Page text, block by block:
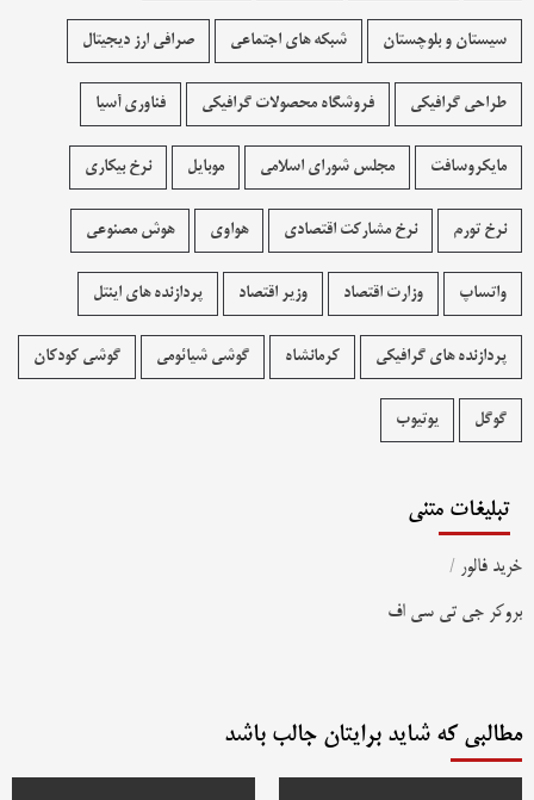
سیستان و بلوچستان شبکه های اجتماعی صرافی ارز دیجیتال
طراحی گرافیکی فروشگاه محصولات گرافيکی فناوری آسیا
مایکروسافت مجلس شورای اسلامی موبایل نرخ بیکاری
نرخ تورم نرخ مشارکت اقتصادی هواوی هوش مصنوعی
واتساپ وزارت اقتصاد وزیر اقتصاد پردازنده های اینتل
پردازنده های گرافیکی کرمانشاه گوشی شیائومی گوشی کودکان
گوگل یوتیوب
تبلیغات متنی
خرید فالور /
بروکر جی تی سی اف
مطالبی که شاید برایتان جالب باشد